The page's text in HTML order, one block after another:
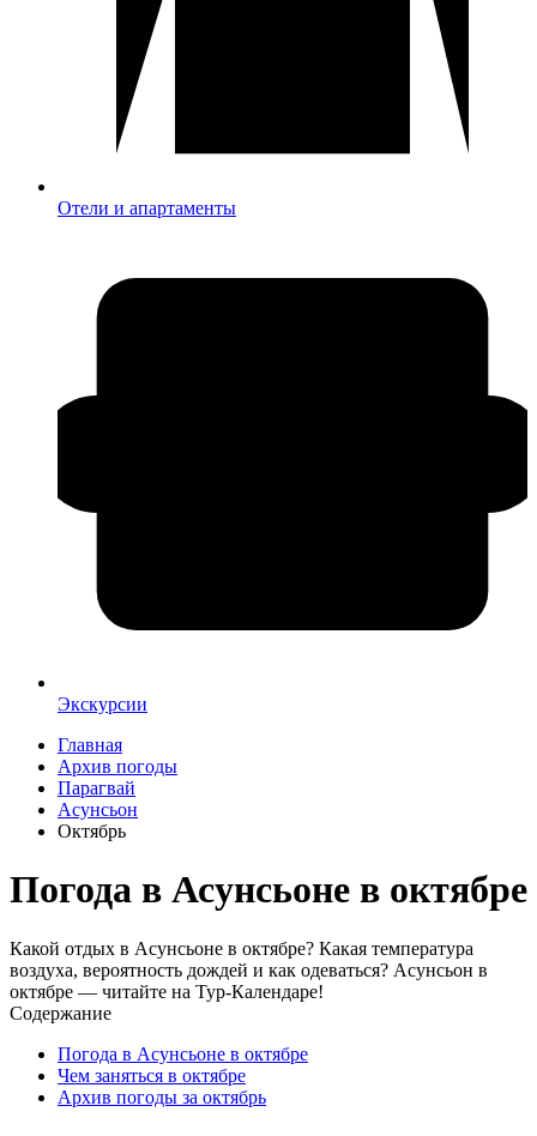
Отели и апартаменты
Экскурсии
Главная
Архив погоды
Парагвай
Асунсьон
Октябрь
Погода в Асунсьоне в октябре
Какой отдых в Асунсьоне в октябре? Какая температура
воздуха, вероятность дождей и как одеваться? Асунсьон в
октябре — читайте на Тур-Календаре!
Содержание
Погода в Асунсьоне в октябре
Чем заняться в октябре
Архив погоды за октябрь